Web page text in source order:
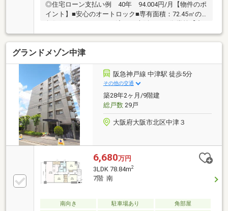
◎住宅ローン支払い例 40年 94.004円/月【物件のポ
イント】■安心のオートロック■専有面積：72.45㎡の
津】駅徒歩3分 阪急京都線【大阪梅田】駅徒歩12
分 梅田エリアも徒歩圏内の好立地!!■隣に公園もあり
ますので子育てにも便利です。●ちょっと見学してみ
たいだけと言う方も是非お問い合わせください。◎当
社ではネットで他社様が広告している物件も同時に紹
介・内覧可能です!●【お問い合わせは、0120-103-968
にお電話か見学予約をするにクリックしてください】
グランドメゾン中津
阪急神戸線 中津駅 徒歩5分
その他の交通
築28年2ヶ月/9階建
総戸数29戸
大阪府大阪市北区中津３
6,680万円
3LDK 78.84m2
7階 南
南向き 駐車場あり
角部屋